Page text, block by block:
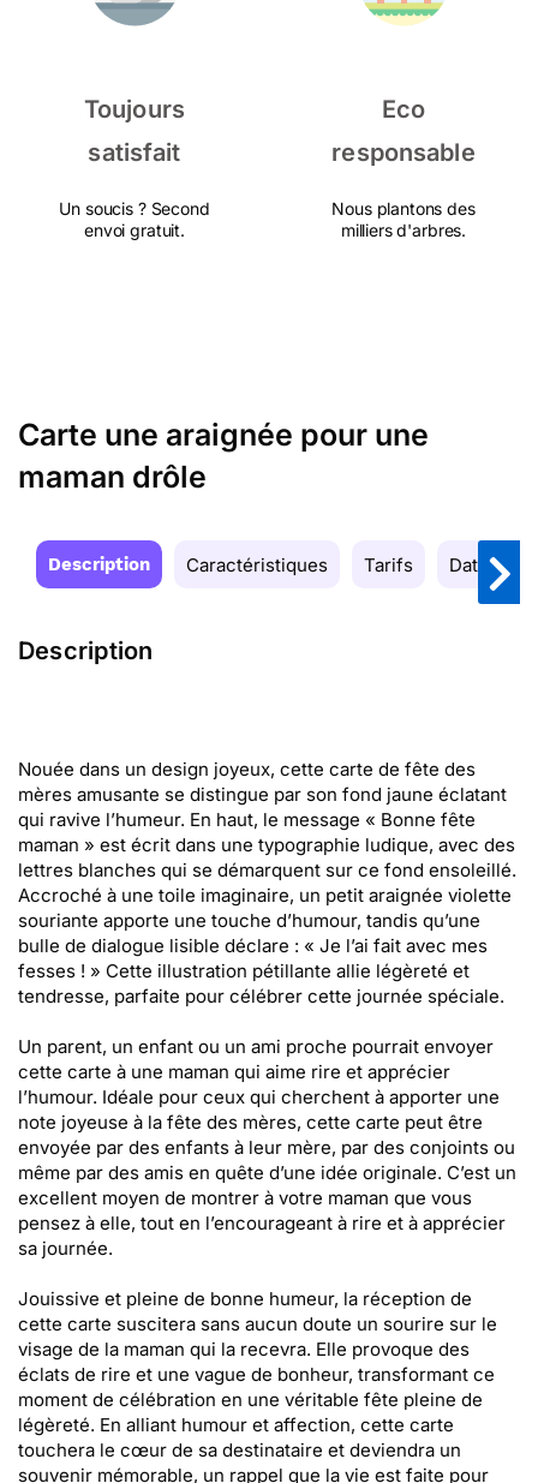
Toujours
satisfait
Un soucis ? Second
envoi gratuit.
Eco
responsable
Nous plantons des
milliers d'arbres.
Carte une araignée pour une
maman drôle
Description Caractéristiques Tarifs Date de
Description
Nouée dans un design joyeux, cette carte de fête des
mères amusante se distingue par son fond jaune éclatant
qui ravive l’humeur. En haut, le message « Bonne fête
maman » est écrit dans une typographie ludique, avec des
lettres blanches qui se démarquent sur ce fond ensoleillé.
Accroché à une toile imaginaire, un petit araignée violette
souriante apporte une touche d’humour, tandis qu’une
bulle de dialogue lisible déclare : « Je l’ai fait avec mes
fesses ! » Cette illustration pétillante allie légèreté et
tendresse, parfaite pour célébrer cette journée spéciale.
Un parent, un enfant ou un ami proche pourrait envoyer
cette carte à une maman qui aime rire et apprécier
l’humour. Idéale pour ceux qui cherchent à apporter une
note joyeuse à la fête des mères, cette carte peut être
envoyée par des enfants à leur mère, par des conjoints ou
même par des amis en quête d’une idée originale. C’est un
excellent moyen de montrer à votre maman que vous
pensez à elle, tout en l’encourageant à rire et à apprécier
sa journée.
Jouissive et pleine de bonne humeur, la réception de
cette carte suscitera sans aucun doute un sourire sur le
visage de la maman qui la recevra. Elle provoque des
éclats de rire et une vague de bonheur, transformant ce
moment de célébration en une véritable fête pleine de
légèreté. En alliant humour et affection, cette carte
touchera le cœur de sa destinataire et deviendra un
souvenir mémorable, un rappel que la vie est faite pour